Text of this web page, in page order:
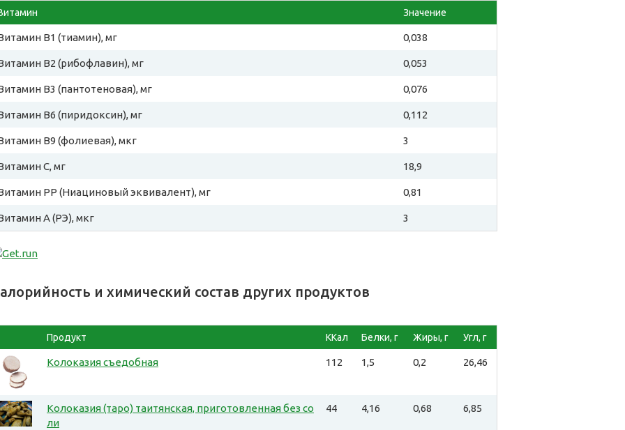
Значение
B1 (тиамин), мг 0,038
B2 (рибофлавин), мг 0,053
B3 (пантотеновая), мг 0,076
B6 (пиридоксин), мг 0,112
B9 (фолиевая), мкг 3
C, мг 18,9
PP (Ниациновый эквивалент), мг 0,81
A (РЭ), мкг 3
и химический состав других продуктов
Продукт ККал Белки, г Жиры, г Угл, г
Колоказия съедобная 112 1,5 0,2 26,46
Колоказия (таро) таитянская, приготовленная без со
ли
44 4,16 0,68 6,85